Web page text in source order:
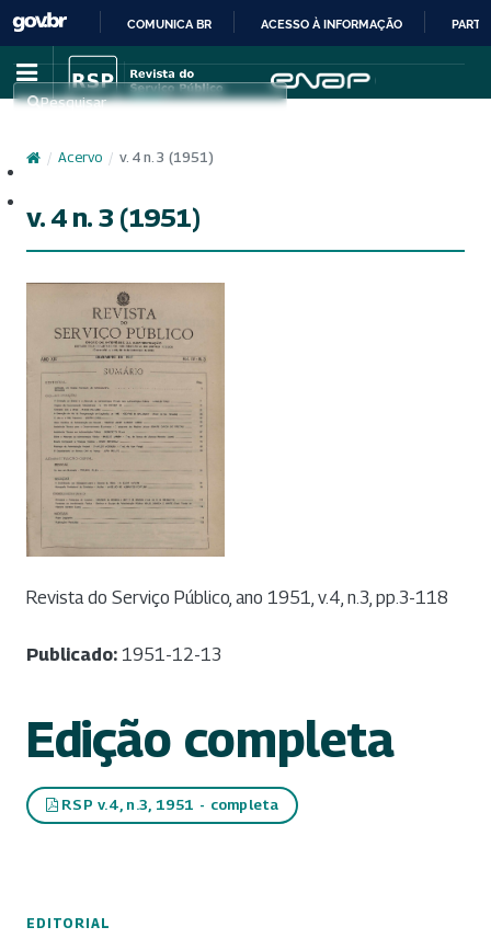
IR
PARA
COMUNICA BR ACESSO À INFORMAÇÃO
Pesquisar
/ Acervo / v. 4 n. 3 (1951)
v. 4 n. 3 (1951)
Revista do Serviço Público, ano 1951, v.4, n.3, pp.3-118
Publicado: 1951-12-13
Edição completa
RSP v.4, n.3, 1951 - completa
EDITORIAL